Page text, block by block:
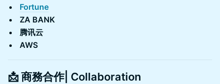
Fortune
ZA BANK
腾讯云
AWS
📩商務合作| Collaboration